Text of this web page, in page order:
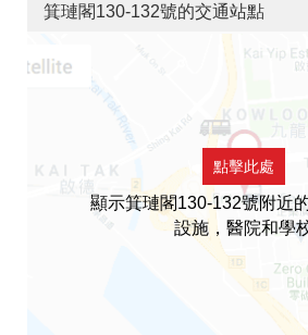
箕璉閣130-132號的交通站點
點擊此處
顯示箕璉閣130-132號附近
設施，醫院和學